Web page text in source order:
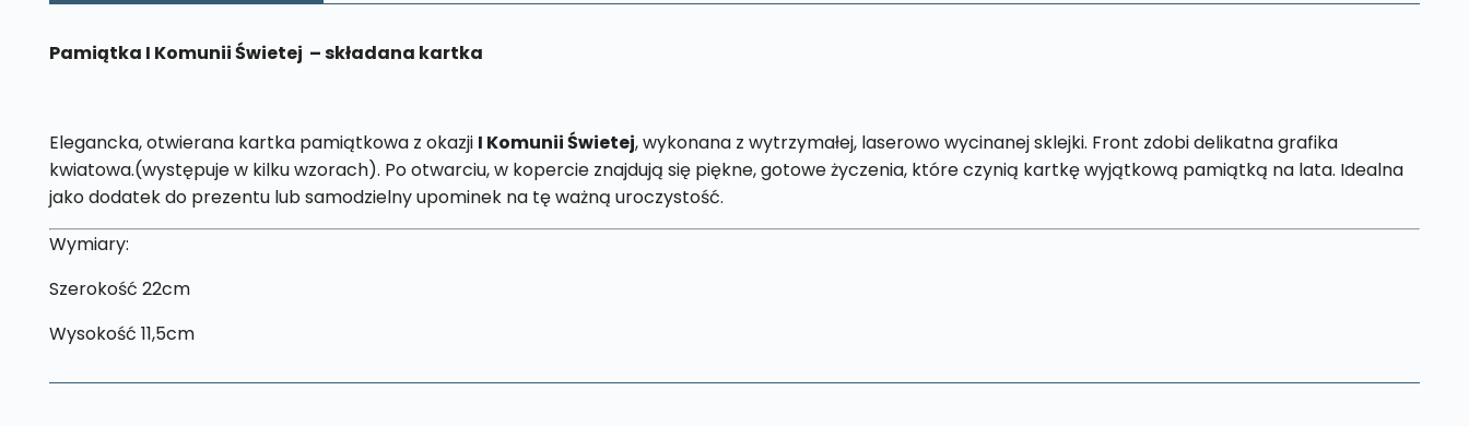
Pamiątka I Komunii Świetej – składana kartka
Elegancka, otwierana kartka pamiątkowa z okazji I Komunii Świetej, wykonana z wytrzymałej, laserowo wycinanej sklejki. Front zdobi delikatna grafika
kwiatowa.(występuje w kilku wzorach). Po otwarciu, w kopercie znajdują się piękne, gotowe życzenia, które czynią kartkę wyjątkową pamiątką na lata. Idealna
jako dodatek do prezentu lub samodzielny upominek na tę ważną uroczystość.
Wymiary:
Szerokość 22cm
Wysokość 11,5cm